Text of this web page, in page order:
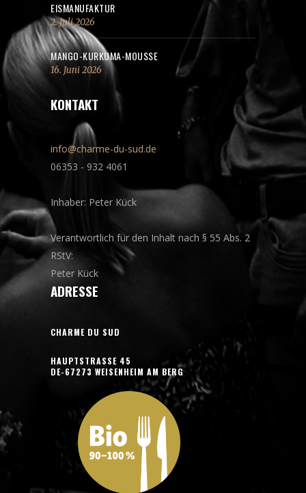
EISMANUFAKTUR
2. Juli 2026
MANGO-KURKUMA-MOUSSE
16. Juni 2026
KONTAKT
info@charme-du-sud.de
06353 - 932 4061
Inhaber: Peter Kück
Verantwortlich für den Inhalt nach § 55 Abs. 2
RStV:
Peter Kück
ADRESSE
CHARME DU SUD
HAUPTSTRASSE 45
DE-67273 WEISENHEIM AM BERG